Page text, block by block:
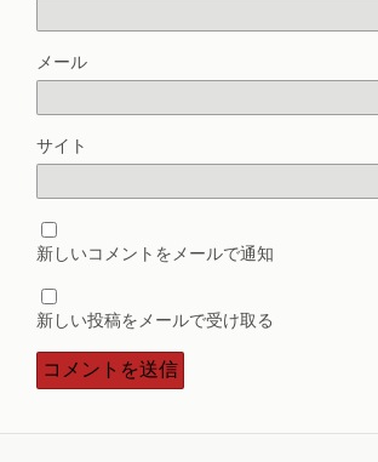
メール
サイト
新しいコメントをメールで通知
新しい投稿をメールで受け取る